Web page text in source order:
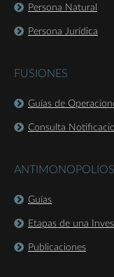
Persona Natural
Persona Jurídica
FUSIONES
Guías de
Consulta
ANTIMONOPOLIOS
Guías
Etapas de una
Publicaciones